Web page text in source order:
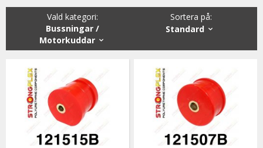
Röd polyuretanbussning = Motsvarar original hårdhet (80
Lämpar sig som vill förbättra din bils väghållning utan att
förstöra komforten.
Samt att polyuretanbussningar har betydligt längre livslängd
än original gummibussningar.
Gul polyuretanbussning = Lämpar sig väl till trimmade -samt
tävlingsbilar (90 ShA).
Enda skillnaden mellan färgerna är hårdheten.
Sortera på:
Standard
Vald kategori:
Bussningar /
Motorkuddar